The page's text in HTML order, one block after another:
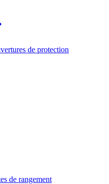
de protection
de rangement